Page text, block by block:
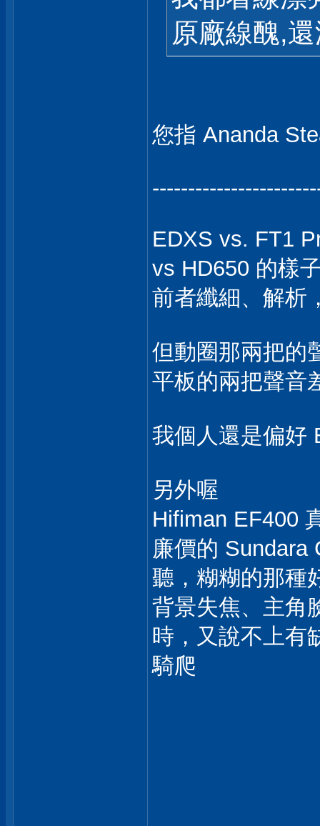
原廠線醜,
您指 Ananda
EDXS vs. FT1
vs HD650 的樣
前者纖細、解析
但動圈那兩把的
平板的兩把聲音
我個人還是偏好
另外喔
Hifiman EF400
廉價的 Sundara
聽，糊糊的那種
背景失焦、主角
時，又說不上有
騎爬